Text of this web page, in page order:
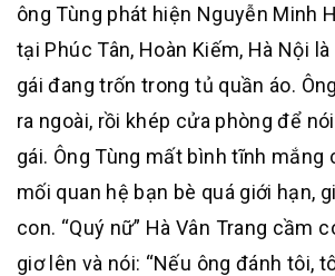
ông Tùng phát hiện Nguyễn Minh
tại Phúc Tân, Hoàn Kiếm, Hà Nội
gái đang trốn trong tủ quần áo.
ra ngoài, rồi khép cửa phòng để
gái. Ông Tùng mất bình tĩnh mắng
mối quan hệ bạn bè quá giới hạn,
con. “Quý nữ” Hà Vân Trang cầm
giơ lên và nói: “Nếu ông đánh tôi,